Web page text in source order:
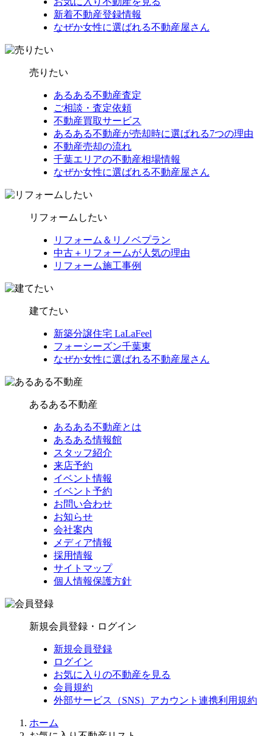
新着不動産登録情報
なぜか女性に選ばれる不動産屋さん
売りたい
あるある不動産査定
ご相談・査定依頼
不動産買取サービス
あるある不動産が売却時に選ばれる7つの理由
不動産売却の流れ
千葉エリアの不動産相場情報
なぜか女性に選ばれる不動産屋さん
リフォームしたい
リフォーム＆リノベプラン
中古＋リフォームが人気の理由
リフォーム施工事例
建てたい
新築分譲住宅 LaLaFeel
フォーシーズン千葉東
なぜか女性に選ばれる不動産屋さん
あるある不動産
あるある不動産とは
あるある情報館
スタッフ紹介
来店予約
イベント情報
イベント予約
お問い合わせ
お知らせ
会社案内
メディア情報
採用情報
サイトマップ
個人情報保護方針
新規会員登録・ログイン
新規会員登録
ログイン
お気に入りの不動産を見る
会員規約
外部サービス（SNS）アカウント連携利用規約
ホーム